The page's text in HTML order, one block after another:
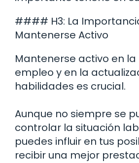
#### H3: La
Mantenerse Activo
Mantenerse activo en
empleo y en la
habilidades es crucial.
Aunque no siempre se
controlar la situación
puedes influir en tus
recibir una mejor